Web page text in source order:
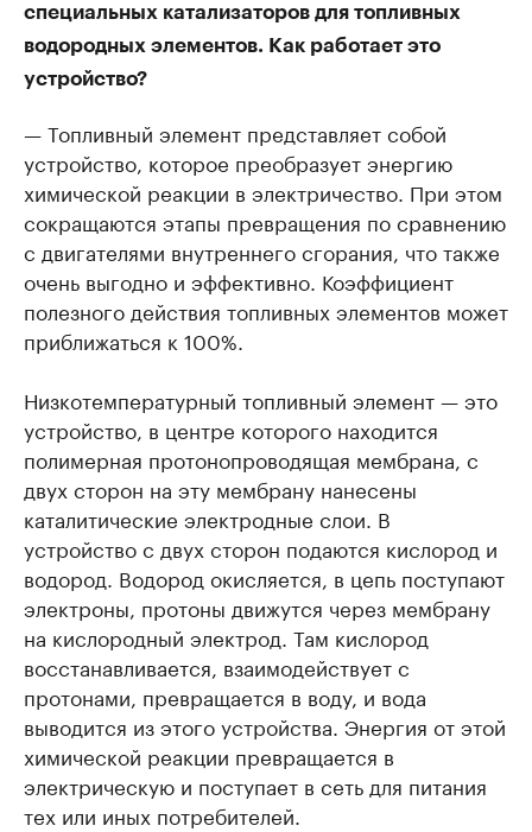
специальных катализаторов для топливных
водородных элементов. Как работает это
устройство?
— Топливный элемент представляет собой
устройство, которое преобразует энергию
химической реакции в электричество. При этом
сокращаются этапы превращения по сравнению
с двигателями внутреннего сгорания, что также
очень выгодно и эффективно. Коэффициент
полезного действия топливных элементов может
приближаться к 100%.
Низкотемпературный топливный элемент — это
устройство, в центре которого находится
полимерная протонопроводящая мембрана, с
двух сторон на эту мембрану нанесены
каталитические электродные слои. В
устройство с двух сторон подаются кислород и
водород. Водород окисляется, в цепь поступают
электроны, протоны движутся через мембрану
на кислородный электрод. Там кислород
восстанавливается, взаимодействует с
протонами, превращается в воду, и вода
выводится из этого устройства. Энергия от этой
химической реакции превращается в
электрическую и поступает в сеть для питания
тех или иных потребителей.